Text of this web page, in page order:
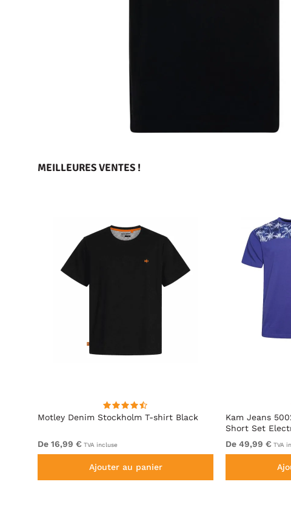
MEILLEURES VENTES !
Motley Denim Stockholm T-shirt Black
De 16,99 € TVA incluse
Ajouter au panier
Kam Jeans
Short Set
De 49,99 € TVA